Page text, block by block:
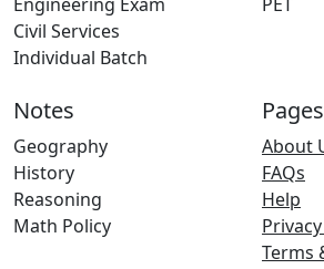
Civil Services
Individual Batch
Notes
Geography
History
Reasoning
Math Policy
Pages
About
FAQs
Help
Terms